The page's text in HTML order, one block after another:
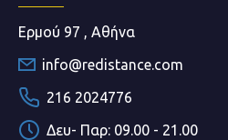
Ερμού 97 , Αθήνα
info@redistance.com
216 2024776
Δευ- Παρ: 09.00 - 21.00